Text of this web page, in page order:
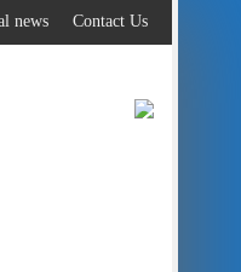
to
content
Contact Us
news